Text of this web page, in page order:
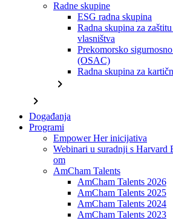
Radne skupine
ESG radna skupina
Radna skupina za
vlasništva
Prekomorsko
(OSAC)
Radna skupina za
chevron_right
chevron_right
Događanja
Programi
Empower Her inicijativa
Webinari u suradnji s Harvard
om
AmCham Talents
AmCham Talents 2026
AmCham Talents 2025
AmCham Talents 2024
AmCham Talents 2023